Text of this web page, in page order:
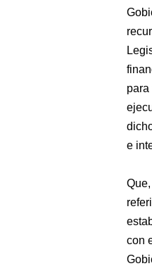
e
con